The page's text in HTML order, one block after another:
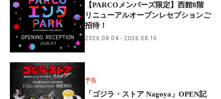
【PARCOメンバーズ限定】西館8階
リニューアルオープンレセプションご
招待！
2026.08.04 2026.08.16
予告
「ゴジラ・ストア Nagoya」OPEN記